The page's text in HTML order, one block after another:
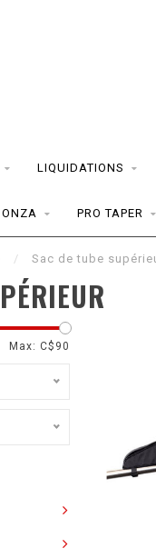
LIQUIDATIONS
ONZA PRO TAPER
/ Sac de tube
Max: C$ 90